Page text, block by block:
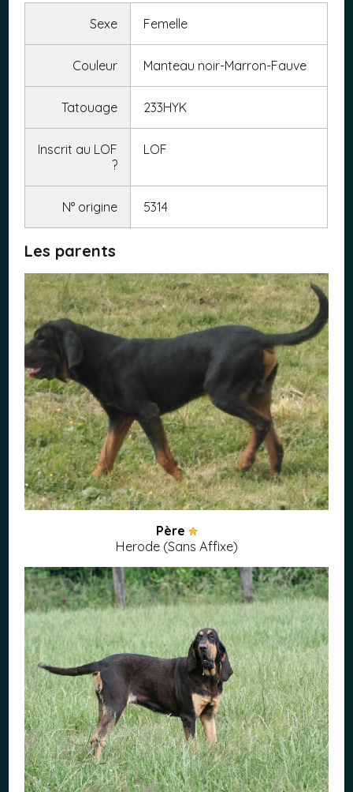
Sexe Femelle
Couleur Manteau noir-Marron-Fauve
Tatouage 233HYK
Inscrit au LOF
?
LOF
N° origine 5314
Les parents
Père
Herode (Sans Affixe)